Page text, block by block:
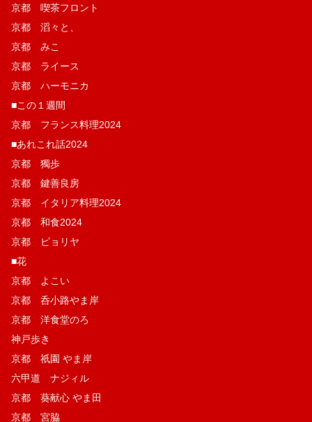
京都 喫茶フロント
京都 滔々と、
京都 みこ
京都 ライース
京都 ハーモニカ
■この１週間
京都 フランス料理2024
■あれこれ話2024
京都 獨歩
京都 鍵善良房
京都 イタリア料理2024
京都 和食2024
京都 ピョリヤ
■花
京都 よこい
京都 呑小路やま岸
京都 洋食堂のろ
神戸歩き
京都 祇園 やま岸
六甲道 ナジィル
京都 葵献心 やま田
京都 宮脇